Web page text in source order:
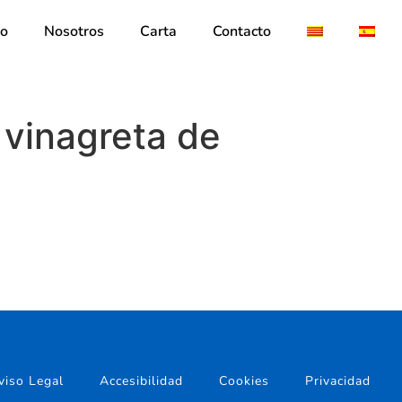
Nosotros Carta Contacto
de
Legal Accesibilidad Cookies Privacidad